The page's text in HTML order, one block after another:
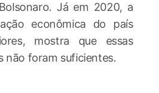
Já em 2020, a
econômica do país
mostra que essas
não foram suficientes.